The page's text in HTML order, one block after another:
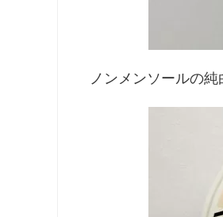
ノンメンソールの